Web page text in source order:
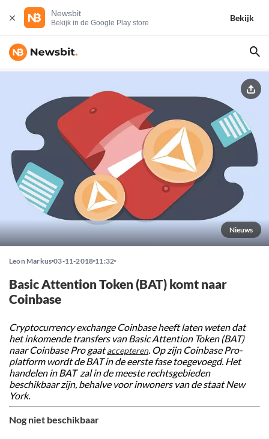
Newsbit
Bekijk in de Google Play store
Bekijk
Nieuws
Leon Markus 03-11-2018 11:32
Basic Attention Token (BAT) komt naar
Coinbase
Cryptocurrency exchange Coinbase heeft laten weten dat
het inkomende transfers van Basic Attention Token (BAT)
naar Coinbase Pro gaataccepteren. Op zijn Coinbase Pro-
platform wordt de BAT in de eerste fase toegevoegd. Het
handelen in BAT zal in de meeste rechtsgebieden
beschikbaar zijn, behalve voor inwoners van de staat New
York.
Nog niet beschikbaar